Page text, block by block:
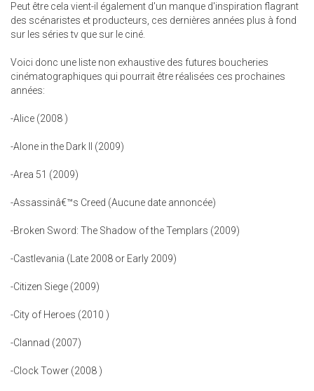
Peut être cela vient-il également d'un manque d'inspiration flagrant
des scénaristes et producteurs, ces dernières années plus à fond
sur les séries tv que sur le ciné.
Voici donc une liste non exhaustive des futures boucheries
cinématographiques qui pourrait être réalisées ces prochaines
années:
-Alice (2008 )
-Alone in the Dark II (2009)
-Area 51 (2009)
-Assassinâ€™s Creed (Aucune date annoncée)
-Broken Sword: The Shadow of the Templars (2009)
-Castlevania (Late 2008 or Early 2009)
-Citizen Siege (2009)
-City of Heroes (2010 )
-Clannad (2007)
-Clock Tower (2008 )